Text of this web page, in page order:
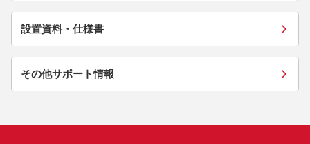
設置資料・仕様書
その他サポート情報